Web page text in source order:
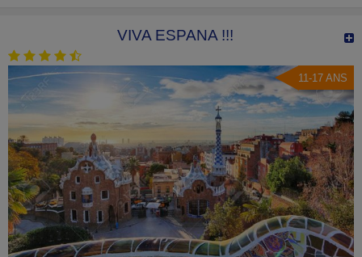
VIVA ESPANA !!!
11-17 ANS